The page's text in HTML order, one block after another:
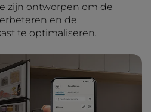
zijn ontworpen om de
en de
te optimaliseren.